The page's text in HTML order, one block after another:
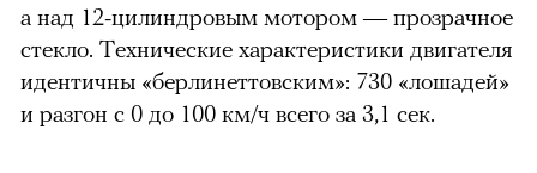
а над 12-цилиндровым мотором — прозрачное
стекло. Технические характеристики двигателя
идентичны «берлинеттовским»: 730 «лошадей»
и разгон с 0 до 100 км/ч всего за 3,1 сек.